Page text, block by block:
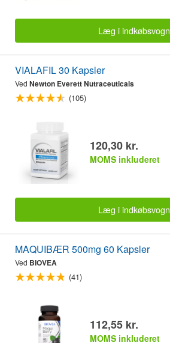
Læg i indkøbsvogn
VIALAFIL 30 Kapsler
Ved Newton Everett Nutraceuticals
(105)
120,30 kr.
MOMS inkluderet
Læg i indkøbsvogn
MAQUIBÆR 500mg 60 Kapsler
Ved BIOVEA
(41)
112,55 kr.
MOMS inkluderet